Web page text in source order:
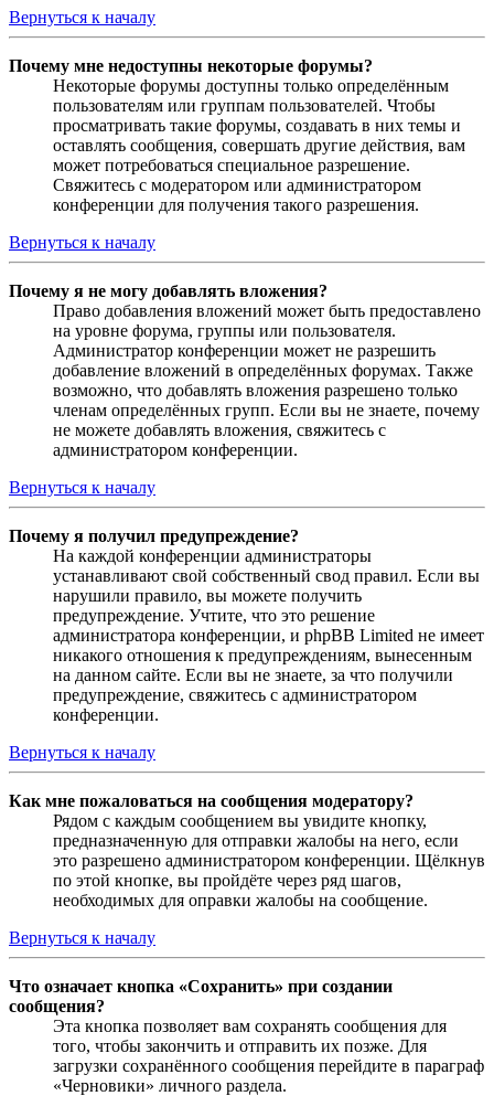
Вернуться к началу
Почему мне недоступны некоторые форумы?
Некоторые форумы доступны только определённым
пользователям или группам пользователей. Чтобы
просматривать такие форумы, создавать в них темы и
оставлять сообщения, совершать другие действия, вам
может потребоваться специальное разрешение.
Свяжитесь с модератором или администратором
конференции для получения такого разрешения.
Вернуться к началу
Почему я не могу добавлять вложения?
Право добавления вложений может быть предоставлено
на уровне форума, группы или пользователя.
Администратор конференции может не разрешить
добавление вложений в определённых форумах. Также
возможно, что добавлять вложения разрешено только
членам определённых групп. Если вы не знаете, почему
не можете добавлять вложения, свяжитесь с
администратором конференции.
Вернуться к началу
Почему я получил предупреждение?
На каждой конференции администраторы
устанавливают свой собственный свод правил. Если вы
нарушили правило, вы можете получить
предупреждение. Учтите, что это решение
администратора конференции, и phpBB Limited не имеет
никакого отношения к предупреждениям, вынесенным
на данном сайте. Если вы не знаете, за что получили
предупреждение, свяжитесь с администратором
конференции.
Вернуться к началу
Как мне пожаловаться на сообщения модератору?
Рядом с каждым сообщением вы увидите кнопку,
предназначенную для отправки жалобы на него, если
это разрешено администратором конференции. Щёлкнув
по этой кнопке, вы пройдёте через ряд шагов,
необходимых для оправки жалобы на сообщение.
Вернуться к началу
Что означает кнопка «Сохранить» при создании
сообщения?
Эта кнопка позволяет вам сохранять сообщения для
того, чтобы закончить и отправить их позже. Для
загрузки сохранённого сообщения перейдите в параграф
«Черновики» личного раздела.